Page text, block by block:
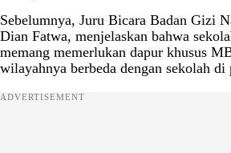
Sebelumnya, Juru Bicara Badan Gizi
Dian Fatwa, menjelaskan bahwa
memang memerlukan dapur khusus
wilayahnya berbeda dengan sekolah di
ADVERTISEMENT